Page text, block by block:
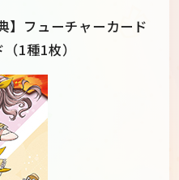
】フューチャーカード
1種1枚）